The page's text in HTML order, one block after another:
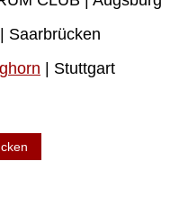
| Saarbrücken
| Stuttgart